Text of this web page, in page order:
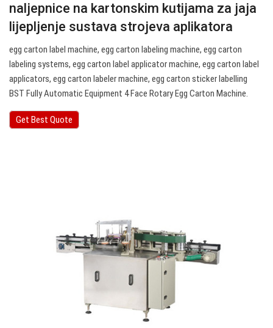
naljepnice na kartonskim kutijama za jaja
lijepljenje sustava strojeva aplikatora
egg carton label machine, egg carton labeling machine, egg carton
labeling systems, egg carton label applicator machine, egg carton label
applicators, egg carton labeler machine, egg carton sticker labelling
BST Fully Automatic Equipment 4 Face Rotary Egg Carton Machine.
Get Best Quote